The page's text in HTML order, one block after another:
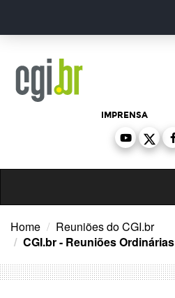
o
IMPRENSA
Home
Reuniões do CGI.br
CGI.br - Reuniões Ordinárias